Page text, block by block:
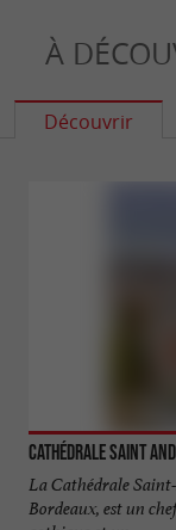
À
Découvrir
Cathédrale Saint
La Cathédrale
Bordeaux, est un